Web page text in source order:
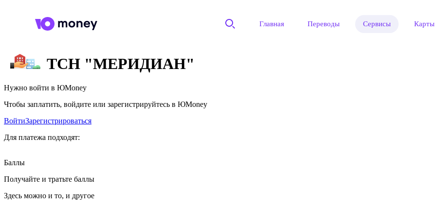
Главная Переводы Сервисы Карты
ТСН "МЕРИДИАН"
Нужно войти в ЮMoney
Чтобы заплатить, войдите или зарегистрируйтесь в ЮMoney
ВойтиЗарегистрироваться
Для платежа подходят:
Баллы
Получайте и тратьте баллы
Здесь можно и то, и другое